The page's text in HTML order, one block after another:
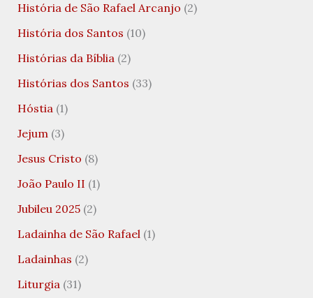
História de São Rafael Arcanjo (2)
História dos Santos (10)
Histórias da Bíblia(2)
Histórias dos Santos (33)
Hóstia(1)
Jejum(3)
Jesus Cristo (8)
João Paulo II (1)
Jubileu 2025(2)
Ladainha de São Rafael(1)
Ladainhas (2)
Liturgia(31)